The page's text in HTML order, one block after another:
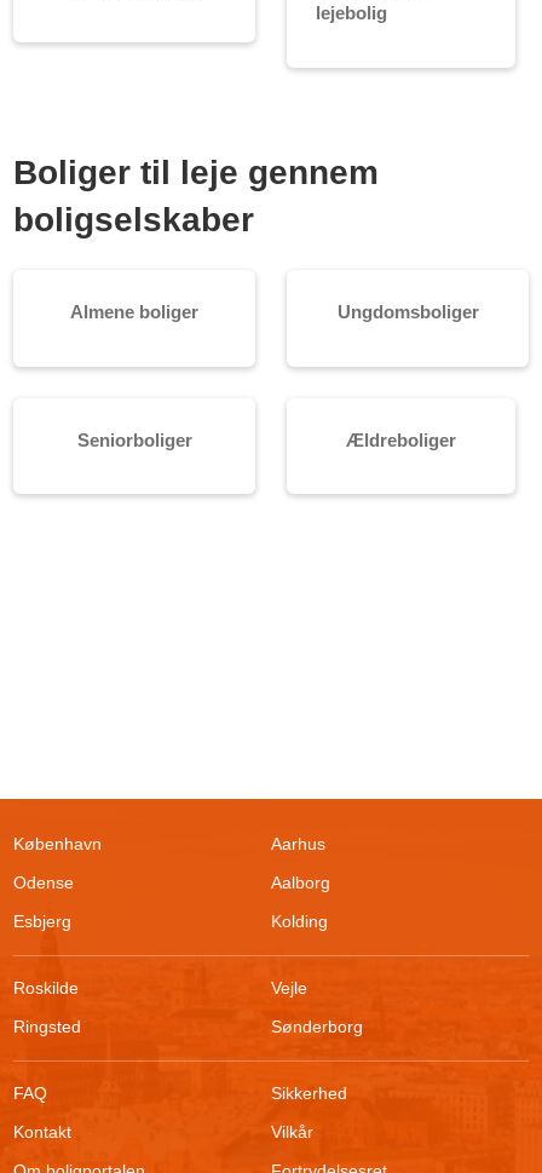
Filtrer søgning
lejebolig
Boliger til leje gennem
boligselskaber
Almene boliger Ungdomsboliger
Seniorboliger Ældreboliger
FAQ
Kontakt
København
Aarhus
Odense
Aalborg
Esbjerg
Kolding
Roskilde
Vejle
Ringsted
Sønderborg
Sikkerhed
Vilkår